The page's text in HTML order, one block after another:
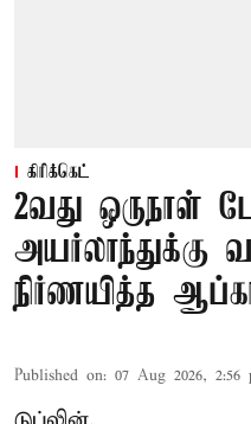
கிரிக்கெட்
2வது ஒருநாள்
அயர்லாந்துக்கு
நிர்ணயித்த
Published on: 07 Aug 2026, 2:56